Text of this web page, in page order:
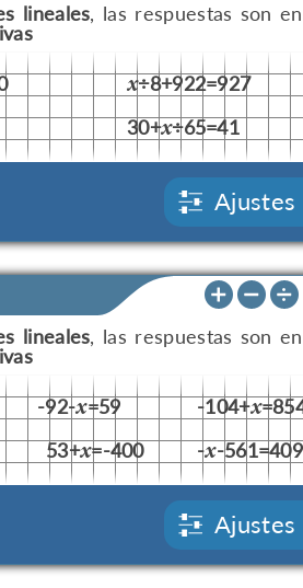
lineales, las respuestas son
x÷8+922=927
30+x÷65=41
Ajustes
lineales, las respuestas son
-92-x=59 -104+x
53+x=-400 -x-561=409
Ajustes